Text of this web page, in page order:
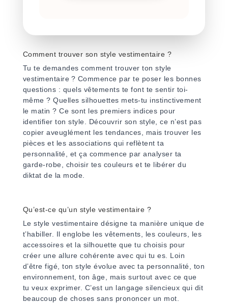
Comment trouver son style vestimentaire ?
Tu te demandes comment trouver ton style
vestimentaire ? Commence par te poser les bonnes
questions : quels vêtements te font te sentir toi-
même ? Quelles silhouettes mets-tu instinctivement
le matin ? Ce sont les premiers indices pour
identifier ton style. Découvrir son style, ce n’est pas
copier aveuglément les tendances, mais trouver les
pièces et les associations qui reflètent ta
personnalité, et ça commence par analyser ta
garde-robe, choisir tes couleurs et te libérer du
diktat de la mode.
Qu’est-ce qu’un style vestimentaire ?
Le style vestimentaire désigne ta manière unique de
t’habiller. Il englobe les vêtements, les couleurs, les
accessoires et la silhouette que tu choisis pour
créer une allure cohérente avec qui tu es. Loin
d’être figé, ton style évolue avec ta personnalité, ton
environnement, ton âge, mais surtout avec ce que
tu veux exprimer. C’est un langage silencieux qui dit
beaucoup de choses sans prononcer un mot.